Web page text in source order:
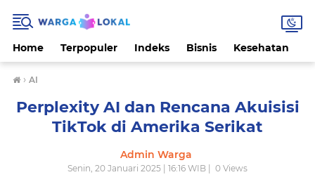
Home Terpopuler Indeks Bisnis Kesehatan
› AI
Perplexity AI dan Rencana Akuisisi
TikTok di Amerika Serikat
Admin Warga
Senin, 20 Januari 2025 | 16:16 WIB | 0 Views